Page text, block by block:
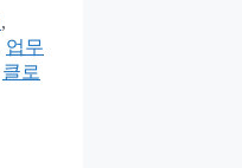
,
업무
클로